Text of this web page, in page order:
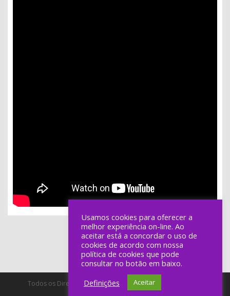
Todos os Direitos Reservados a Lineu Ramos - Produção de
Usamos cookies para oferecer a
melhor experiência on-line. Ao
aceitar está a concordar o uso de
cookies de acordo com nossa
política de cookies que pode
consultar no botão em baixo.
Definições
Aceitar